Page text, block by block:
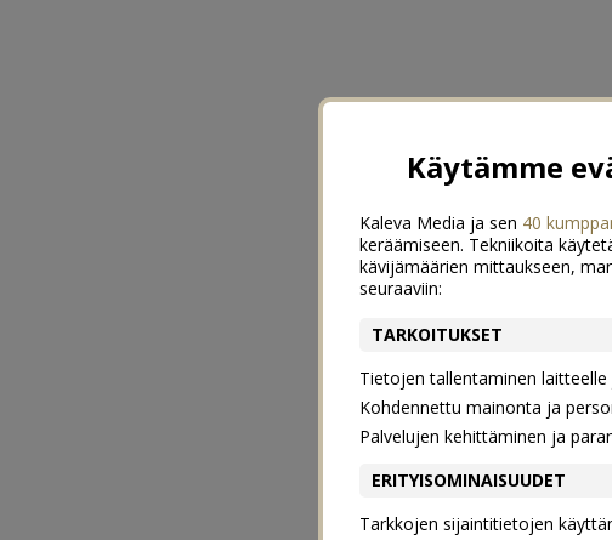
Käytämme
Kaleva Media ja sen 40
keräämiseen. Tekniikoita
kävijämäärien mittaukseen,
seuraaviin:
TARKOITUKSET
Tietojen tallentaminen
Kohdennettu mainonta ja
Palvelujen kehittäminen ja
ERITYISOMINAISUUDET
Tarkkojen sijaintitietojen